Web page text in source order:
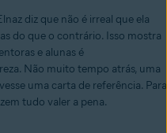
diz que não é irreal que ela
do que o contrário. Isso mostra
e alunas é
Não muito tempo atrás, uma
uma carta de referência. Para
tudo valer a pena.